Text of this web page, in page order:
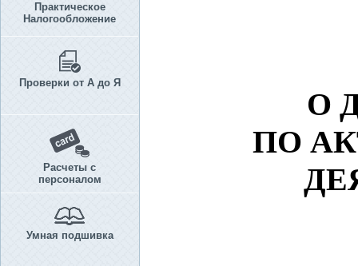
Практическое
Налогообложение
Проверки от А до Я
Расчеты с
персоналом
Умная подшивка
О
ПО